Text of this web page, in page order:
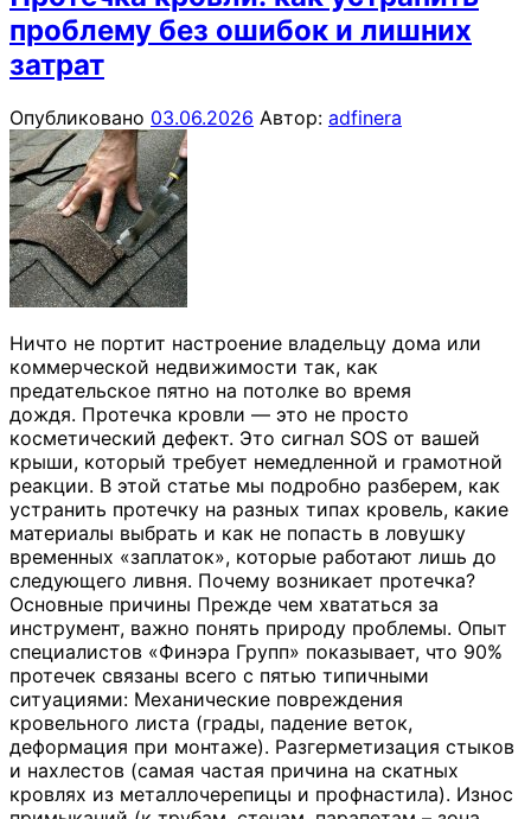
проблему без ошибок и лишних
затрат
Опубликовано 03.06.2026 Автор: adfinera
Ничто не портит настроение владельцу дома или
коммерческой недвижимости так, как
предательское пятно на потолке во время
дождя. Протечка кровли — это не просто
косметический дефект. Это сигнал SOS от вашей
крыши, который требует немедленной и грамотной
реакции. В этой статье мы подробно разберем, как
устранить протечку на разных типах кровель, какие
материалы выбрать и как не попасть в ловушку
временных «заплаток», которые работают лишь до
следующего ливня. Почему возникает протечка?
Основные причины Прежде чем хвататься за
инструмент, важно понять природу проблемы. Опыт
специалистов «Финэра Групп» показывает, что 90%
протечек связаны всего с пятью типичными
ситуациями: Механические повреждения
кровельного листа (грады, падение веток,
деформация при монтаже). Разгерметизация стыков
и нахлестов (самая частая причина на скатных
кровлях из металлочерепицы и профнастила). Износ